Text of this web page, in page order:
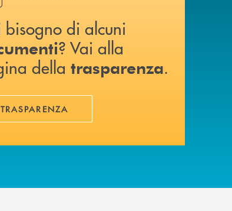
bisogno di alcuni
? Vai alla
della trasparenza.
TRASPARENZA